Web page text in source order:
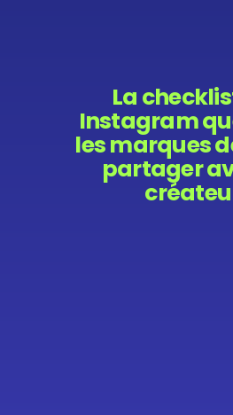
La
Instagram
les marques
partager